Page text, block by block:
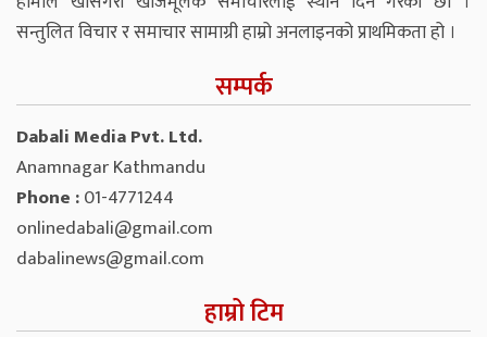
सन्तुलित विचार र समाचार सामाग्री हाम्रो अनलाइनको प्राथमिकता हो ।
सम्पर्क
Dabali Media Pvt. Ltd.
Anamnagar Kathmandu
Phone :01-4771244
onlinedabali@gmail.com
dabalinews@gmail.com
हाम्रो टिम